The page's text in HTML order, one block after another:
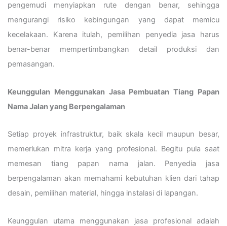
pengemudi menyiapkan rute dengan benar, sehingga
mengurangi risiko kebingungan yang dapat memicu
kecelakaan. Karena itulah, pemilihan penyedia jasa harus
benar-benar mempertimbangkan detail produksi dan
pemasangan.
Keunggulan Menggunakan Jasa Pembuatan Tiang Papan
Nama Jalan yang Berpengalaman
Setiap proyek infrastruktur, baik skala kecil maupun besar,
memerlukan mitra kerja yang profesional. Begitu pula saat
memesan tiang papan nama jalan. Penyedia jasa
berpengalaman akan memahami kebutuhan klien dari tahap
desain, pemilihan material, hingga instalasi di lapangan.
Keunggulan utama menggunakan jasa profesional adalah